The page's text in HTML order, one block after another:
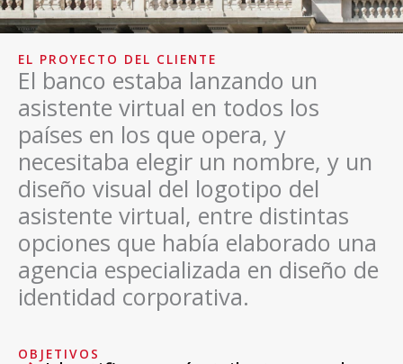
EL PROYECTO DEL CLIENTE
El banco estaba lanzando un
asistente virtual en todos los
países en los que opera, y
necesitaba elegir un nombre, y un
diseño visual del logotipo del
asistente virtual, entre distintas
opciones que había elaborado una
agencia especializada en diseño de
identidad corporativa.
OBJETIVOS